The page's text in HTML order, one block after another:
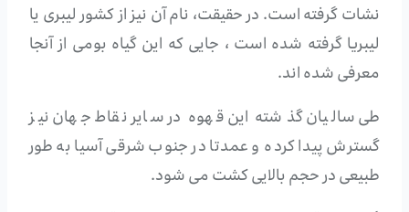
نشات گرفته است. در حقیقت، نام آن نیز از کشور لیبری یا
لیبریا گرفته شده است ، جایی که این گیاه بومی از آنجا
معرفی شده اند.
طی سالیان گذشته این قهوه در سایر نقاط جهان نیز
گسترش پیدا کرده و عمدتا در جنوب شرقی آسیا به طور
طبیعی در حجم بالایی کشت می شود.